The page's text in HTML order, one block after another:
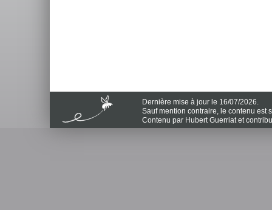
Dernière mise à jour le 16/07/2026.
Sauf mention contraire, le contenu est
Contenu par Hubert Guerriat et